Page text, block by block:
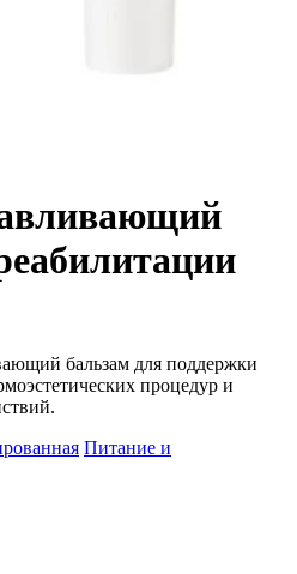
бальзам для поддержки
процедур и
Питание и